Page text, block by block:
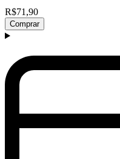
R$71,90
Comprar